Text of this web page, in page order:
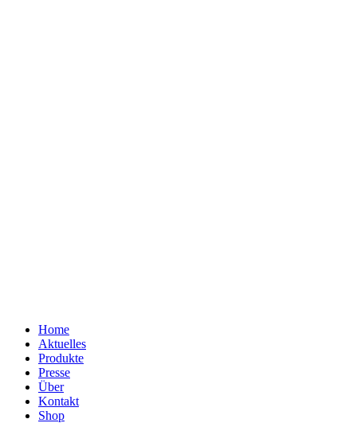
Home
Aktuelles
Produkte
Presse
Über
Kontakt
Shop